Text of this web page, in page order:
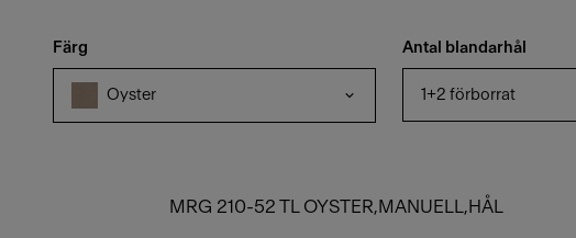
Färg
Oyster
Antal blandarhål
1+2 förborrat
MRG 210-52 TL OYSTER,MANUELL,HÅL